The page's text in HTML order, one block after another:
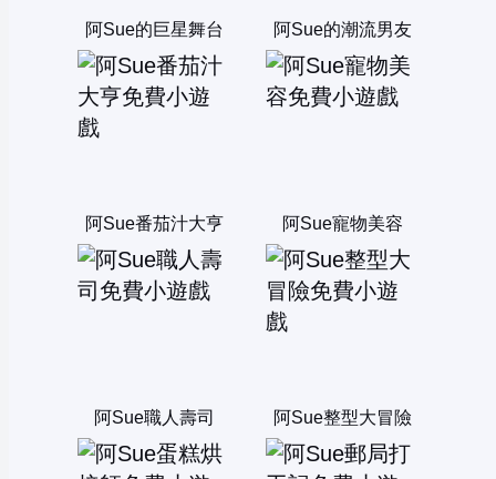
阿Sue的巨星舞台 阿Sue的潮流男友
阿Sue番茄汁大亨 阿Sue寵物美容
阿Sue職人壽司 阿Sue整型大冒險